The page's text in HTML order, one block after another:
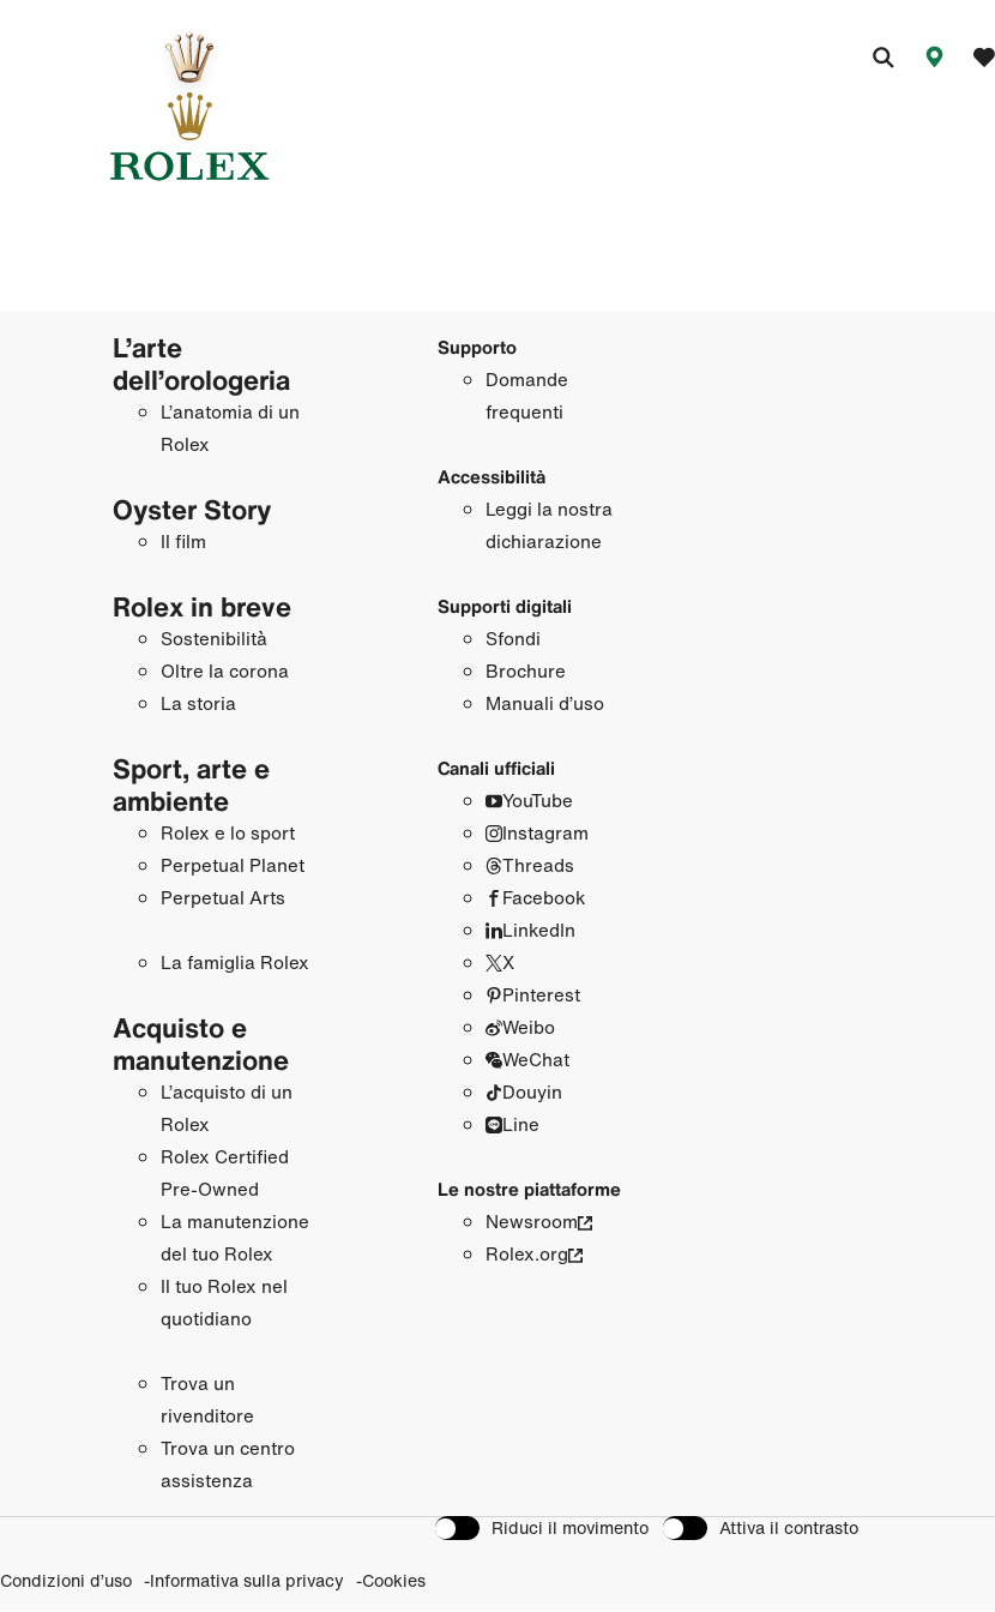
L’arte
dell’orologeria
L’anatomia di un
Rolex
Oyster Story
Il film
Rolex in breve
Sostenibilità
Oltre la corona
La storia
Sport, arte e
ambiente
Rolex e lo sport
Perpetual Planet
Perpetual Arts
La famiglia Rolex
Acquisto e
manutenzione
L’acquisto di un
Rolex
Rolex Certified
Pre‑Owned
La manutenzione
del tuo Rolex
Il tuo Rolex nel
quotidiano
Trova un
rivenditore
Trova un centro
assistenza
Supporto
Domande
frequenti
Accessibilità
Leggi la nostra
dichiarazione
Supporti digitali
Sfondi
Brochure
Manuali d’uso
Canali ufficiali
YouTube
Instagram
Threads
Facebook
LinkedIn
X
Pinterest
Weibo
WeChat
Douyin
Line
Le nostre piattaforme
Newsroom
Rolex.org
Riduci il movimento Attiva il contrasto
Condizioni d’uso Informativa sulla privacy Cookies